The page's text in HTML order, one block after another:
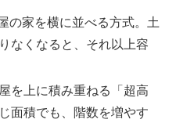
の家を横に並べる方式。土
なくなると、それ以上容
を上に積み重ねる「超高
面積でも、階数を増やす